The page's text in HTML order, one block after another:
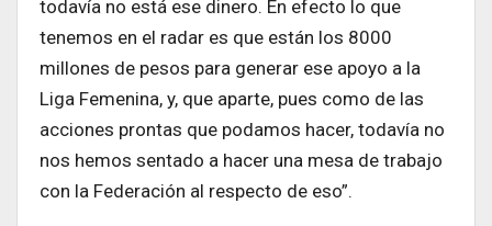
todavía no está ese dinero. En efecto lo que
tenemos en el radar es que están los 8000
millones de pesos para generar ese apoyo a la
Liga Femenina, y, que aparte, pues como de las
acciones prontas que podamos hacer, todavía no
nos hemos sentado a hacer una mesa de trabajo
con la Federación al respecto de eso”.